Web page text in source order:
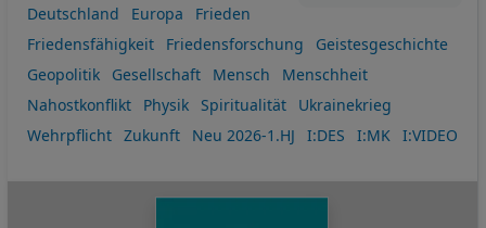
Deutschland
Europa
Frieden
Friedensfähigkeit
Friedensforschung
Geistesgeschichte
Geopolitik
Gesellschaft Mensch
Menschheit
Nahostkonflikt
Physik Spiritualität
Ukrainekrieg
Wehrpflicht
Zukunft Neu 2026-1.HJ I:DES I:MK I:VIDEO